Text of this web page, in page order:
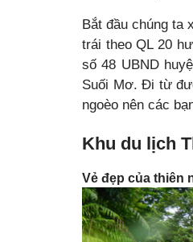
Bắt đầu chúng ta
trái theo QL 20
số 48 UBND
Suối Mơ. Đi từ
ngoèo nên các
Khu du lịch
Vẻ đẹp của thiên